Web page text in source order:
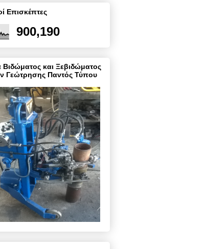
Επισκέπτες
900,190
και Ξεβιδώματος
Γεώτρησης Παντός Τύπου